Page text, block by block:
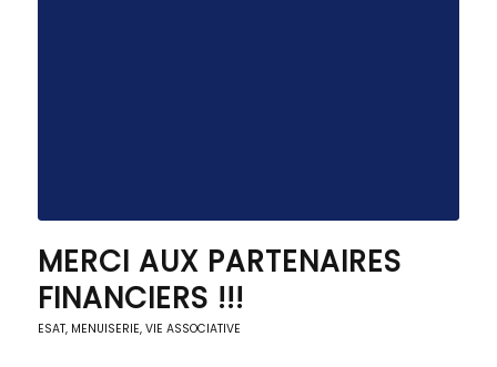
MERCI AUX PARTENAIRES
FINANCIERS !!!
ESAT, MENUISERIE, VIE ASSOCIATIVE